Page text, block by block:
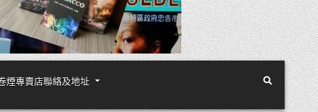
卷煙專賣店聯絡及地址